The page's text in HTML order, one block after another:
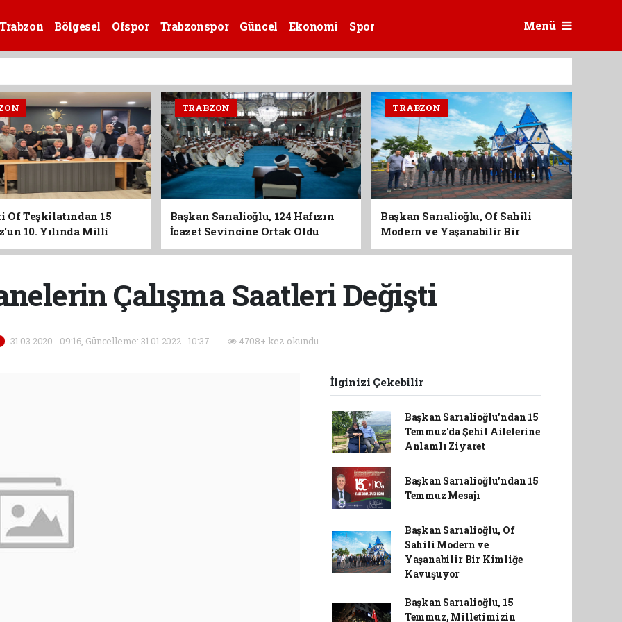
Bölgesel Ofspor Trabzonspor Güncel Ekonomi Spor Menü
Of Teşkilatından 15
10. Yılında Milli
TRABZON
Başkan Sarıalioğlu, 124 Hafızın
İcazet Sevincine Ortak Oldu
TRABZON
Başkan Sarıalioğlu, Of Sahili
Modern ve Yaşanabilir Bir
Kimliğe Kavuşuyor
Çalışma Saatleri Değişti
31.03.2020 - 09:16, Güncelleme: 31.01.2022 - 10:37 4708+ kez okundu.
İlginizi Çekebilir
Başkan Sarıalioğlu'ndan 15
Temmuz'da Şehit Ailelerine
Anlamlı Ziyaret
Başkan Sarıalioğlu'ndan 15
Temmuz Mesajı
Başkan Sarıalioğlu, Of
Sahili Modern ve
Yaşanabilir Bir Kimliğe
Kavuşuyor
Başkan Sarıalioğlu, 15
Temmuz, Milletimizin